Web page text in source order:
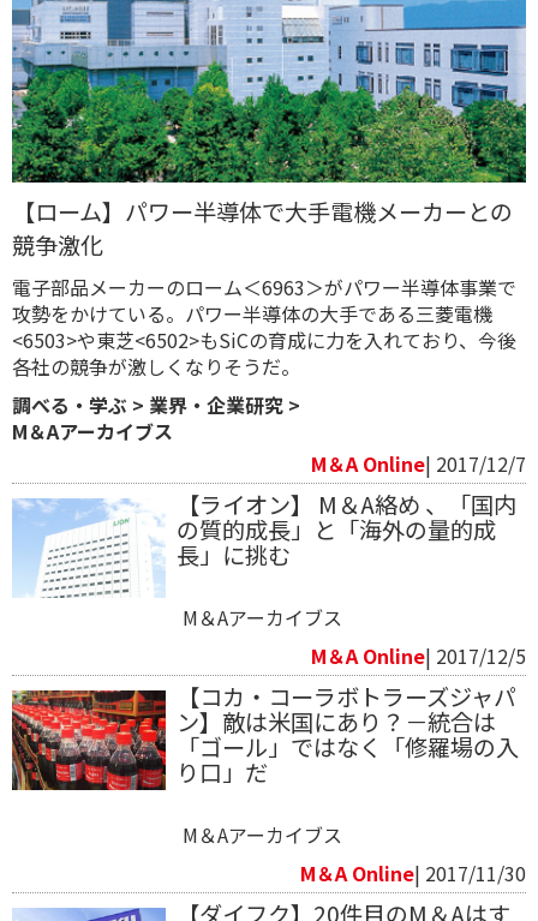
【ローム】パワー半導体で大手電機メーカーとの
競争激化
電子部品メーカーのローム＜6963＞がパワー半導体事業で
攻勢をかけている。パワー半導体の大手である三菱電機
<6503>や東芝<6502>もSiCの育成に力を入れており、今後
各社の競争が激しくなりそうだ。
調べる・学ぶ > 業界・企業研究 >
M＆Aアーカイブス
M＆A Online| 2017/12/7
【ライオン】 M＆A絡め 、「国内
の質的成長」と「海外の量的成
長」に挑む
M＆Aアーカイブス
M＆A Online| 2017/12/5
【コカ・コーラボトラーズジャパ
ン】敵は米国にあり？－統合は
「ゴール」ではなく「修羅場の入
り口」だ
M＆Aアーカイブス
M＆A Online| 2017/11/30